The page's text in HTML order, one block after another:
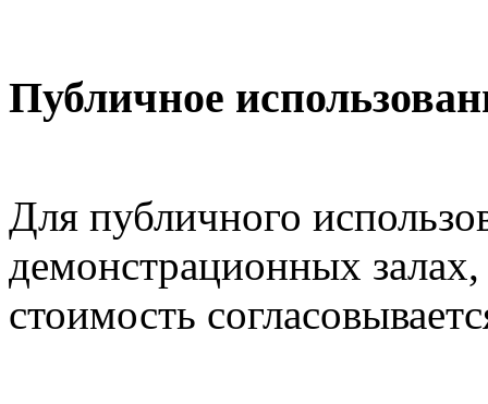
Публичное
Для публичного
демонстрационных
стоимость